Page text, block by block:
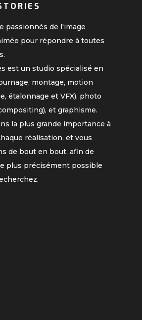
passionnés de l'image
pour répondre à toutes
est un studio spécialisé en
montage, motion
étalonnage et VFX), photo
et graphisme.
la plus grande importance à
réalisation, et vous
de bout en bout, afin de
plus précisément possible